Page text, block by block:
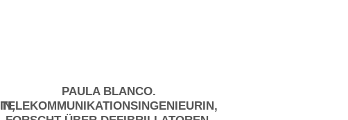
PAULA BLANCO.
TELEKOMMUNIKATIONSINGENIEURIN,